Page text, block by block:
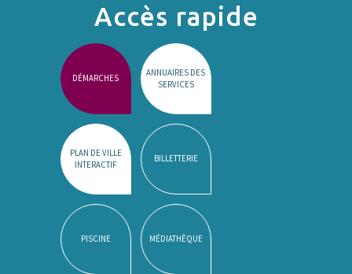
Accès rapide
DÉMARCHES
ANNUAIRES DES
SERVICES
PLAN DE VILLE
INTERACTIF
BILLETTERIE
PISCINE MÉDIATHÈQUE